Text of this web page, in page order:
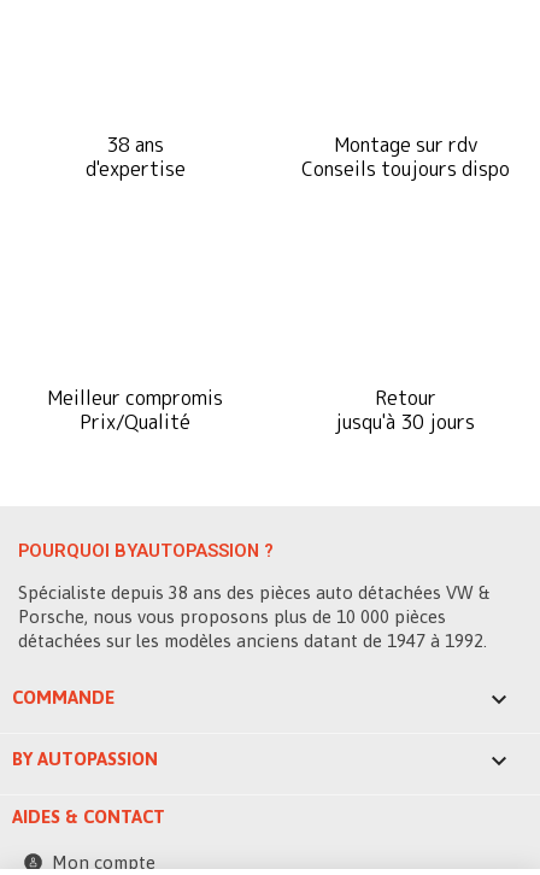
38 ans
d'expertise
Montage sur rdv
Conseils toujours dispo
Meilleur compromis
Prix/Qualité
Retour
jusqu'à 30 jours
POURQUOI BYAUTOPASSION ?
Spécialiste depuis 38 ans des pièces auto détachées VW &
Porsche, nous vous proposons plus de 10 000 pièces
détachées sur les modèles anciens datant de 1947 à 1992.
COMMANDE 
BY AUTOPASSION 
AIDES & CONTACT
Mon compte